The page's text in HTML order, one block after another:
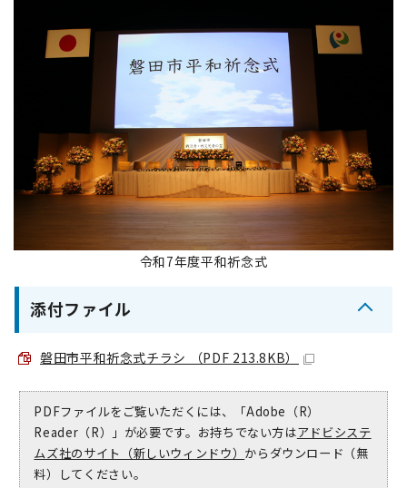
令和7年度平和祈念式
添付ファイル
磐田市平和祈念式チラシ （PDF 213.8KB）
PDFファイルをご覧いただくには、「Adobe（R）
Reader（R）」が必要です。お持ちでない方はアドビシステ
ムズ社のサイト（新しいウィンドウ） からダウンロード（無
料）してください。